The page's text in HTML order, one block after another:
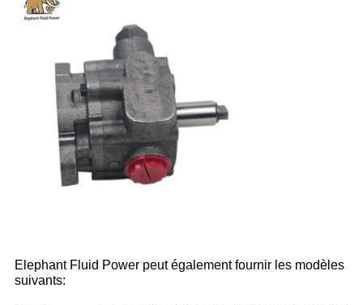
Elephant Fluid Power peut également fournir les modèles
suivants: